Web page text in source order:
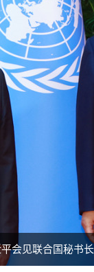
会见联合国秘书